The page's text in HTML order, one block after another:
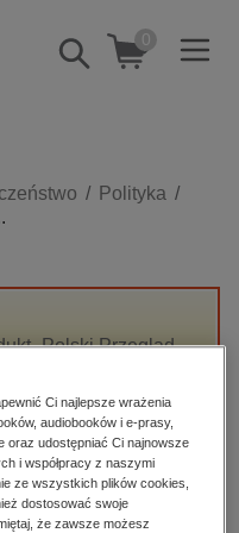
Pokaż/schowaj
wyszukiwarkę
0
informatyka
Polityka
„Polski Przegląd
Ci najlepsze wrażenia
audiobooków i e-prasy,
oraz udostępniać Ci najnowsze
i współpracy z naszymi
ze wszystkich plików cookies,
dostosować swoje
że zawsze możesz